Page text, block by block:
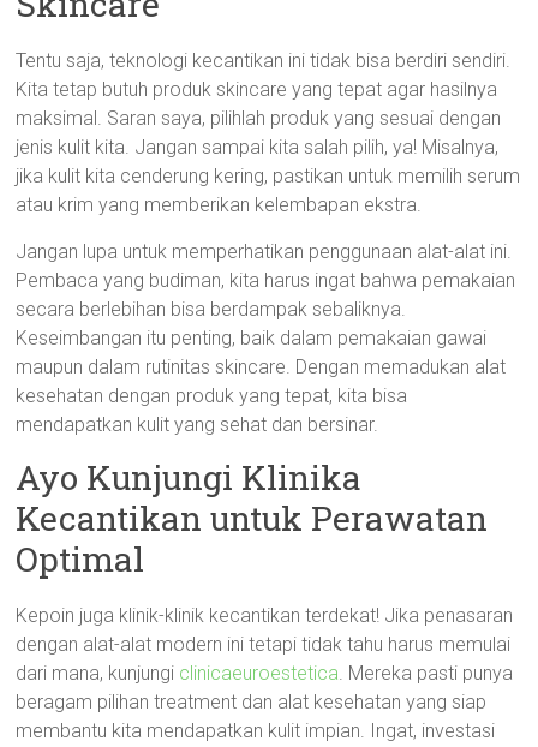
Tentu saja, teknologi kecantikan ini tidak bisa berdiri sendiri.
Kita tetap butuh produk skincare yang tepat agar hasilnya
maksimal. Saran saya, pilihlah produk yang sesuai dengan
jenis kulit kita. Jangan sampai kita salah pilih, ya! Misalnya,
jika kulit kita cenderung kering, pastikan untuk memilih serum
atau krim yang memberikan kelembapan ekstra.
Jangan lupa untuk memperhatikan penggunaan alat-alat ini.
Pembaca yang budiman, kita harus ingat bahwa pemakaian
secara berlebihan bisa berdampak sebaliknya.
Keseimbangan itu penting, baik dalam pemakaian gawai
maupun dalam rutinitas skincare. Dengan memadukan alat
kesehatan dengan produk yang tepat, kita bisa
mendapatkan kulit yang sehat dan bersinar.
Ayo Kunjungi Klinika
Kecantikan untuk Perawatan
Optimal
Kepoin juga klinik-klinik kecantikan terdekat! Jika penasaran
dengan alat-alat modern ini tetapi tidak tahu harus memulai
dari mana, kunjungi clinicaeuroestetica. Mereka pasti punya
beragam pilihan treatment dan alat kesehatan yang siap
membantu kita mendapatkan kulit impian. Ingat, investasi